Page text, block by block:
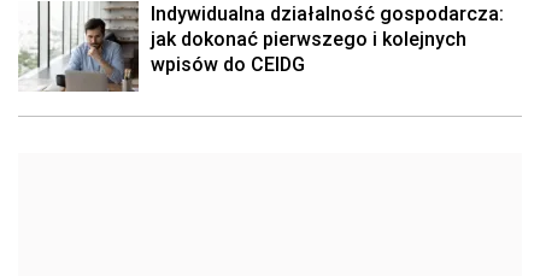
Indywidualna działalność gospodarcza:
jak dokonać pierwszego i kolejnych
wpisów do CEIDG